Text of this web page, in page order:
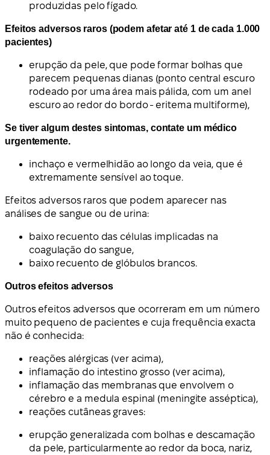
produzidas pelo fígado.
Efeitos adversos raros (podem afetar até 1 de cada 1.000
pacientes)
erupção da pele, que pode formar bolhas que
parecem pequenas dianas (ponto central escuro
rodeado por uma área mais pálida, com um anel
escuro ao redor do bordo - eritema multiforme),
Se tiver algum destes sintomas, contate um médico
urgentemente.
inchaço e vermelhidão ao longo da veia, que é
extremamente sensível ao toque.
Efeitos adversos raros que podem aparecer nas
análises de sangue ou de urina:
baixo recuento das células implicadas na
coagulação do sangue,
baixo recuento de glóbulos brancos.
Outros efeitos adversos
Outros efeitos adversos que ocorreram em um número
muito pequeno de pacientes e cuja frequência exacta
não é conhecida:
reações alérgicas (ver acima),
inflamação do intestino grosso (ver acima),
inflamação das membranas que envolvem o
cérebro e a medula espinal (meningite asséptica),
reações cutâneas graves:
erupção generalizada com bolhas e descamação
da pele, particularmente ao redor da boca, nariz,